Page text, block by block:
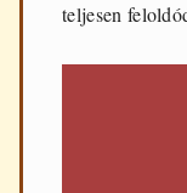
teljesen